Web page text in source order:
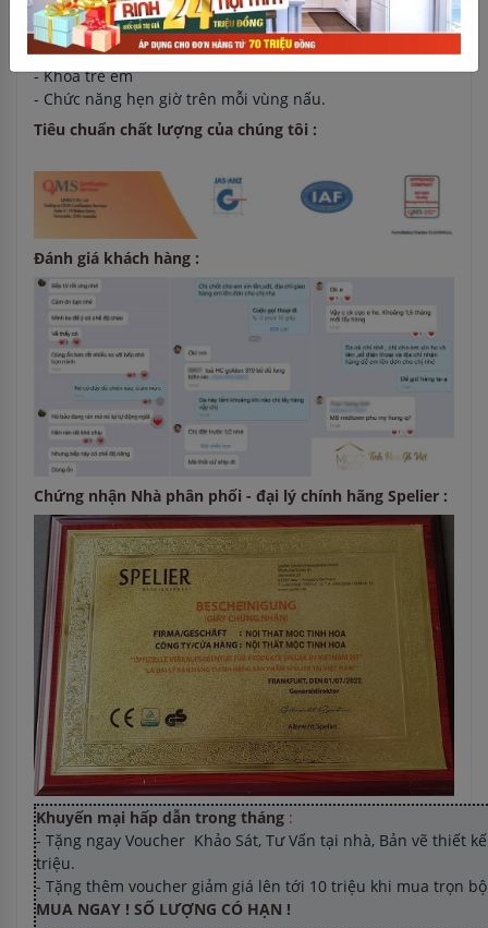
- Chức năng Booster
- Cài đặt 8 mức công suất nấu
- Gia nhiệt theo diện tích đáy nồi
- Khóa trẻ em
- Chức năng hẹn giờ trên mỗi vùng nấu.
Tiêu chuẩn chất lượng của chúng tôi :
Đánh giá khách hàng :
Chứng nhận Nhà phân phối - đại lý chính hãng Spelier :
Khuyến mại hấp dẫn trong tháng :
- Tặng ngay Voucher Khảo Sát, Tư Vấn tại nhà, Bản vẽ thiết
triệu.
- Tặng thêm voucher giảm giá lên tới 10 triệu khi mua trọn
MUA NGAY ! SỐ LƯỢNG CÓ HẠN !